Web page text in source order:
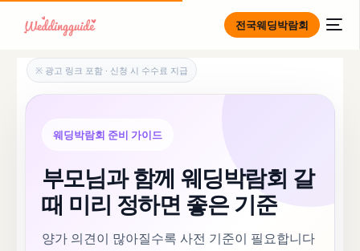
전국웨딩박람회
※ 광고 링크 포함 · 신청 시 수수료 지급
웨딩박람회 준비 가이드
부모님과 함께 웨딩박람회 갈
때 미리 정하면 좋은 기준
양가 의견이 많아질수록 사전 기준이 필요합니다